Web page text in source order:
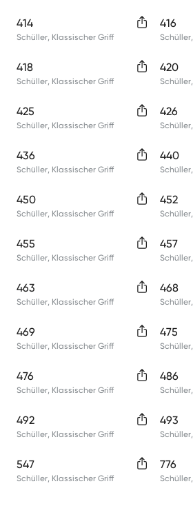
414
Schüller, Klassischer Griff
416
Schüller,
418
Schüller, Klassischer Griff
420
Schüller,
425
Schüller, Klassischer Griff
426
Schüller,
436
Schüller, Klassischer Griff
440
Schüller,
450
Schüller, Klassischer Griff
452
Schüller,
455
Schüller, Klassischer Griff
457
Schüller,
463
Schüller, Klassischer Griff
468
Schüller,
469
Schüller, Klassischer Griff
475
Schüller,
476
Schüller, Klassischer Griff
486
Schüller,
492
Schüller, Klassischer Griff
493
Schüller,
547
Schüller, Klassischer Griff
776
Schüller,